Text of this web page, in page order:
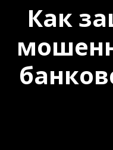
Как